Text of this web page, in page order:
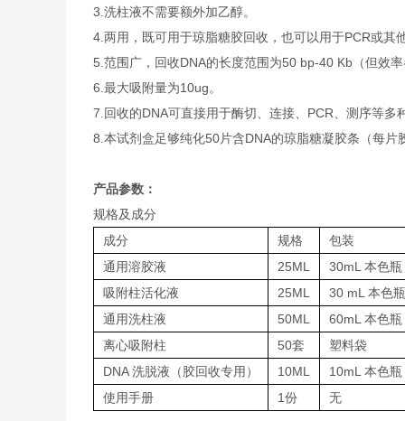
3.洗柱液不需要额外加乙醇。
4.两用，既可用于琼脂糖胶回收，也可以用于PCR或其
5.范围广，回收DNA的长度范围为50 bp-40 Kb（但效
6.最大吸附量为10ug。
7.回收的DNA可直接用于酶切、连接、PCR、测序等多
8.本试剂盒足够纯化50片含DNA的琼脂糖凝胶条（每
产品参数：
规格及成分
成分
规格
包装
通用溶胶液
25ML
30mL 本色瓶
吸附柱活化液
25ML
30 mL 本色瓶
通用洗柱液
50ML
60mL 本色瓶
离心吸附柱
50套
塑料袋
DNA 洗脱液（胶回收专用）
10ML
10mL 本色瓶
使用手册
1份 无